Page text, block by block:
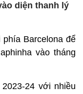
diện thanh lý
Barcelona để
vào tháng
24 với nhiều